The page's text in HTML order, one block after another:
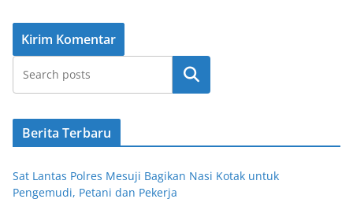
Cari
Berita Terbaru
Sat Lantas Polres Mesuji Bagikan Nasi Kotak untuk
Pengemudi, Petani dan Pekerja